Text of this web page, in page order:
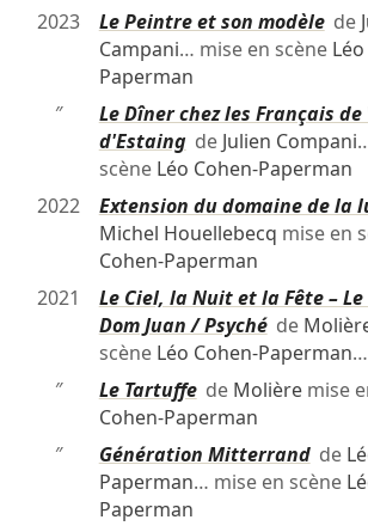
2023
Le Peintre et son modèlede
Campani… mise en scène
Paperman
″
Le Dîner chez les Français de
d'Estaingde Julien Compani
scène Léo Cohen-Paperman
2022
Extension du domaine de la
Michel Houellebecq mise en
Cohen-Paperman
2021
Le Ciel, la Nuit et la Fête –
Dom Juan / Psychéde
scène Léo Cohen-Paperman…
″
Le Tartuffede Molièremise
Cohen-Paperman
″
Génération Mitterrandde
Paperman… mise en scène
Paperman